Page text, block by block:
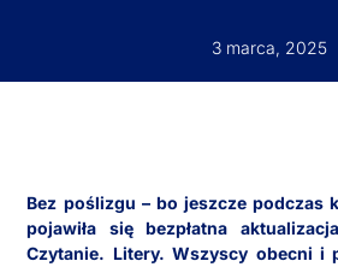
3 marca, 2025
Bez poślizgu – bo jeszcze podczas
pojawiła się bezpłatna
Czytanie. Litery. Wszyscy obecni i